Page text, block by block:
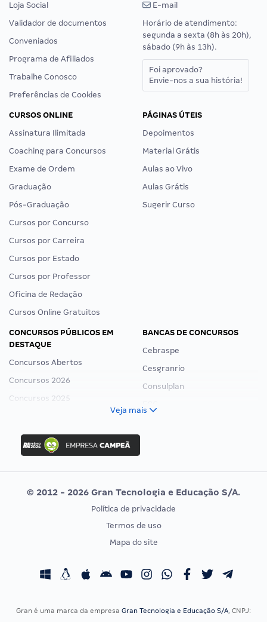
Loja Social
Validador de documentos
Conveniados
Programa de Afiliados
Trabalhe Conosco
Preferências de Cookies
E-mail
Horário de atendimento:
segunda a sexta (8h às 20h),
sábado (9h às 13h).
Foi aprovado?
Envie-nos a sua história!
CURSOS ONLINE
Assinatura Ilimitada
Coaching para Concursos
Exame de Ordem
Graduação
Pós-Graduação
Cursos por Concurso
Cursos por Carreira
Cursos por Estado
Cursos por Professor
Oficina de Redação
Cursos Online Gratuitos
PÁGINAS ÚTEIS
Depoimentos
Material Grátis
Aulas ao Vivo
Aulas Grátis
Sugerir Curso
CONCURSOS PÚBLICOS EM
DESTAQUE
Concursos Abertos
Concursos 2026
Concursos 2025
Concurso Ibama
Concurso MPU
Editais publicados
BANCAS DE CONCURSOS
Cebraspe
Cesgranrio
Consulplan
Vunesp
CONCURSOS POR PROFISSÃO
Concursos Fiscais
EXAME DE ORDEM
Calendário OAB
Veja mais
© 2012 - 2026 Gran Tecnologia e Educação S/A.
Política de privacidade
Termos de uso
Mapa do site
Gran é uma marca da empresa Gran Tecnologia e Educação S/A, CNPJ: